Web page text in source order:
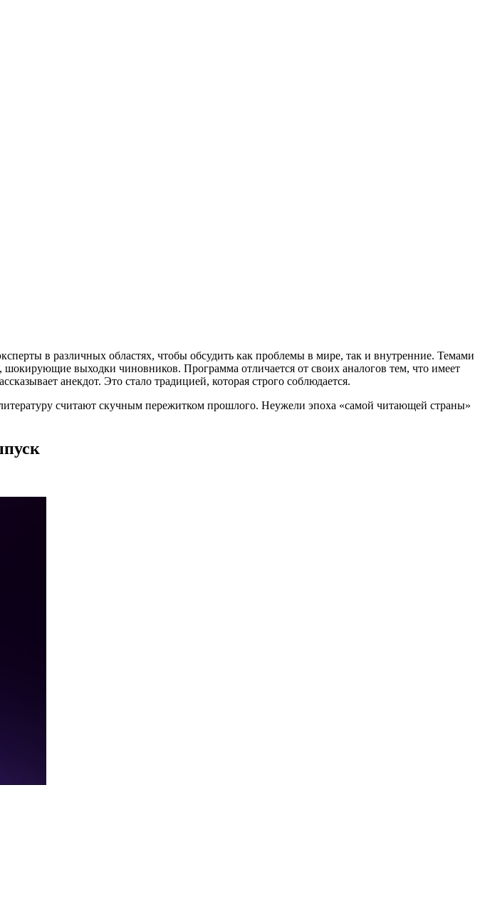
в различных областях, чтобы обсудить как проблемы в мире, так и внутренние. Темами
выходки чиновников. Программа отличается от своих аналогов тем, что имеет
анекдот. Это стало традицией, которая строго соблюдается.
считают скучным пережитком прошлого. Неужели эпоха «самой читающей страны»